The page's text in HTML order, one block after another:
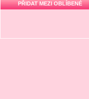
PŘIDAT MEZI OBLÍBENÉ